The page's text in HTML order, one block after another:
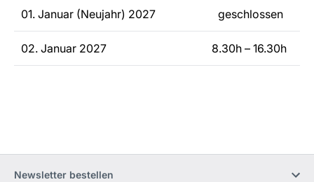
01. Januar (Neujahr) 2027 geschlossen
02. Januar 2027 8.30h – 16.30h
Newsletter bestellen